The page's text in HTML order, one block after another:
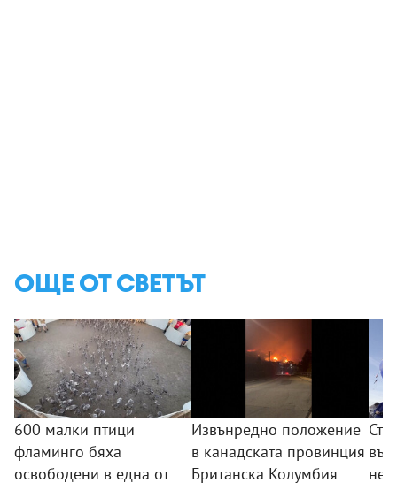
ОЩЕ ОТ СВЕТЪТ
600 малки птици
фламинго бяха
освободени в една от
Извънредно положение
в канадската провинция
Британска Колумбия